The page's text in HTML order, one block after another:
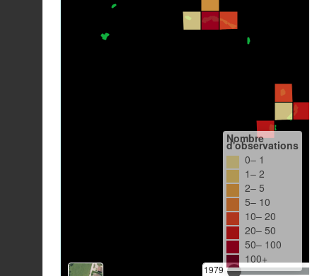
1979
Nombre
d'observations
0– 1
1– 2
2– 5
5– 10
10– 20
20– 50
50– 100
100+